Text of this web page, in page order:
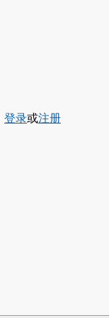
登录或注册